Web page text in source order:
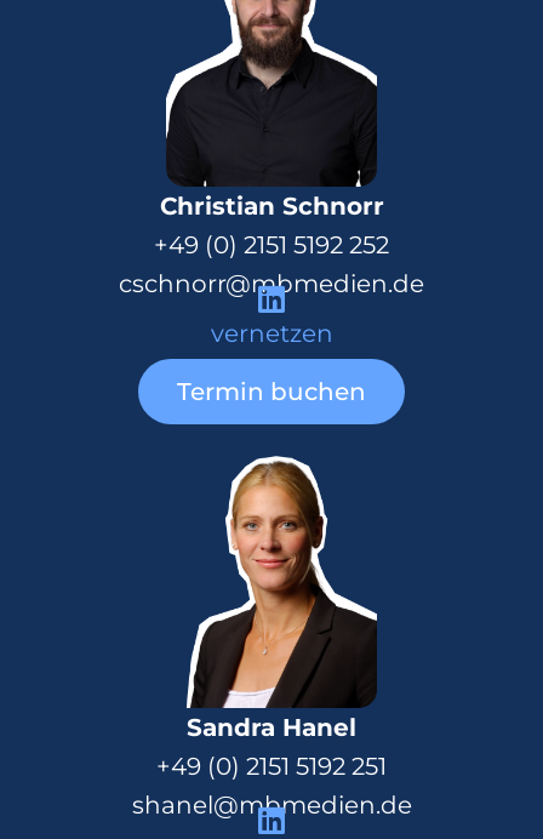
Christian Schnorr
+49 (0) 2151 5192 252
cschnorr@mbmedien.de
vernetzen
Termin buchen
Sandra Hanel
+49 (0) 2151 5192 251
shanel@mbmedien.de